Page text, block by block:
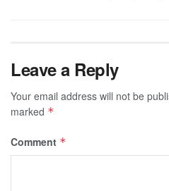
Leave a Reply
Your email address will not be
marked *
Comment *